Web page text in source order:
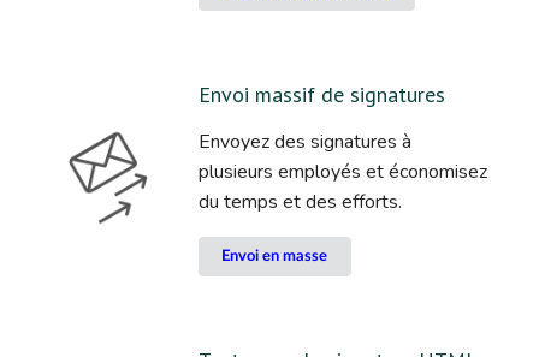
Envoi massif de signatures
Envoyez des signatures à
plusieurs employés et économisez
du temps et des efforts.
Envoi en masse